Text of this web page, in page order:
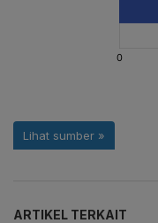
ARTIKEL TERKAIT